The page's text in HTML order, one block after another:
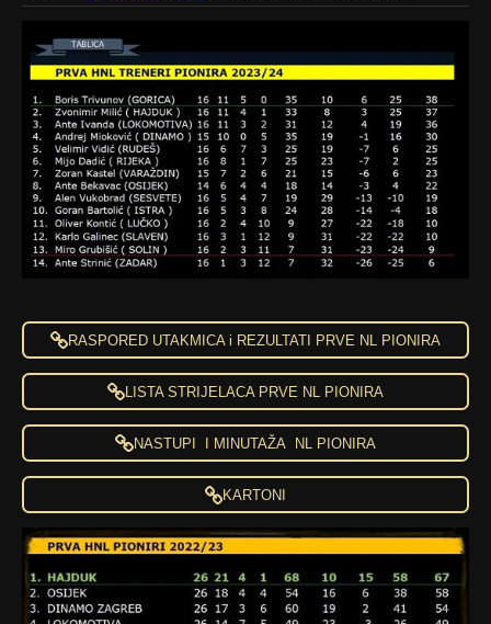
RASPORED UTAKMICA i REZULTATI PRVE NL PIONIRA
LISTA STRIJELACA PRVE NL PIONIRA
NASTUPI I MINUTAŽA NL PIONIRA
KARTONI